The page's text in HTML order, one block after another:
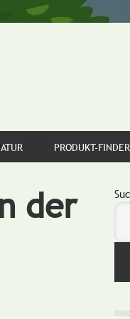
PRODUKT-FINDER
der